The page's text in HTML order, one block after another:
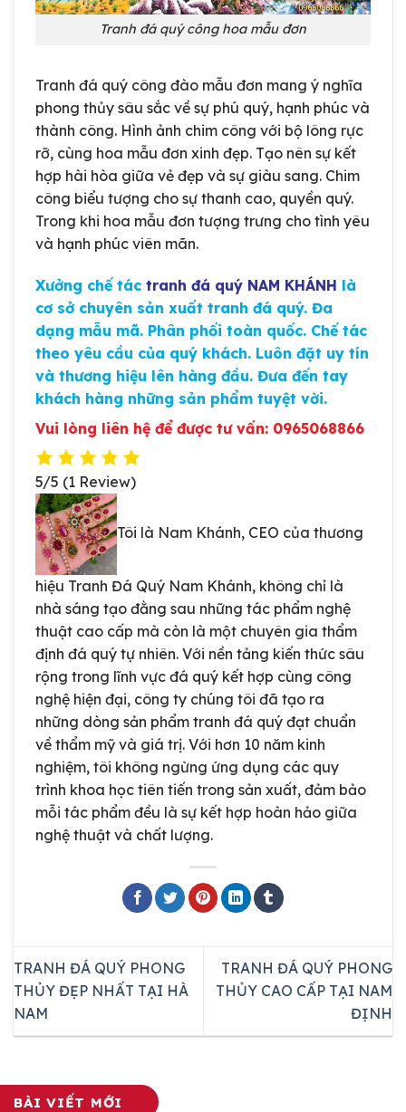
Tranh đá quý công hoa mẫu đơn
Tranh đá quý công đào mẫu đơn mang ý nghĩa
phong thủy sâu sắc về sự phú quý, hạnh phúc và
thành công. Hình ảnh chim công với bộ lông rực
rỡ, cùng hoa mẫu đơn xinh đẹp. Tạo nên sự kết
hợp hài hòa giữa vẻ đẹp và sự giàu sang. Chim
công biểu tượng cho sự thanh cao, quyền quý.
Trong khi hoa mẫu đơn tượng trưng cho tình yêu
và hạnh phúc viên mãn.
Xưởng chế tác tranh đá quý NAM KHÁNH là
cơ sở chuyên sản xuất tranh đá quý. Đa
dạng mẫu mã. Phân phối toàn quốc. Chế tác
theo yêu cầu của quý khách. Luôn đặt uy tín
và thương hiệu lên hàng đầu. Đưa đến tay
khách hàng những sản phẩm tuyệt vời.
Vui lòng liên hệ để được tư vấn: 0965068866
5/5 (1 Review)
Tôi là Nam Khánh, CEO của thương
hiệu Tranh Đá Quý Nam Khánh, không chỉ là
nhà sáng tạo đằng sau những tác phẩm nghệ
thuật cao cấp mà còn là một chuyên gia thẩm
định đá quý tự nhiên. Với nền tảng kiến thức sâu
rộng trong lĩnh vực đá quý kết hợp cùng công
nghệ hiện đại, công ty chúng tôi đã tạo ra
những dòng sản phẩm tranh đá quý đạt chuẩn
về thẩm mỹ và giá trị. Với hơn 10 năm kinh
nghiệm, tôi không ngừng ứng dụng các quy
trình khoa học tiên tiến trong sản xuất, đảm bảo
mỗi tác phẩm đều là sự kết hợp hoàn hảo giữa
nghệ thuật và chất lượng.
TRANH ĐÁ QUÝ PHONG
THỦY ĐẸP NHẤT TẠI HÀ
NAM
TRANH ĐÁ QUÝ PHONG
THỦY CAO CẤP TẠI NAM
ĐỊNH
BÀI VIẾT MỚI